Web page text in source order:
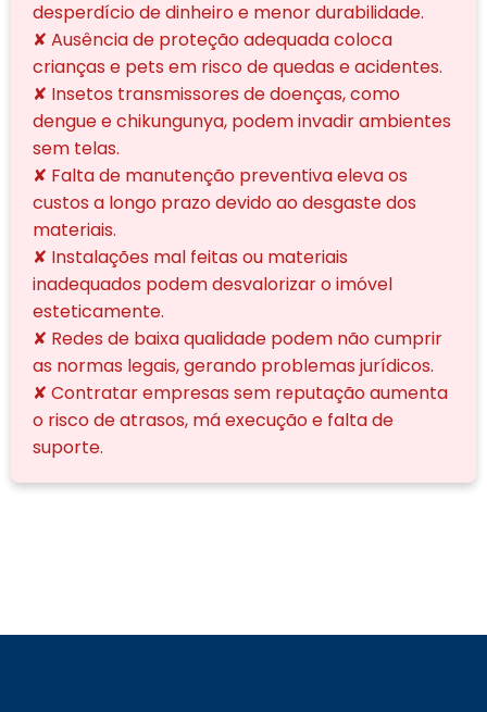
desperdício de dinheiro e menor durabilidade.
✘ Ausência de proteção adequada coloca
crianças e pets em risco de quedas e acidentes.
✘ Insetos transmissores de doenças, como
dengue e chikungunya, podem invadir ambientes
sem telas.
✘ Falta de manutenção preventiva eleva os
custos a longo prazo devido ao desgaste dos
materiais.
✘ Instalações mal feitas ou materiais
inadequados podem desvalorizar o imóvel
esteticamente.
✘ Redes de baixa qualidade podem não cumprir
as normas legais, gerando problemas jurídicos.
✘ Contratar empresas sem reputação aumenta
o risco de atrasos, má execução e falta de
suporte.